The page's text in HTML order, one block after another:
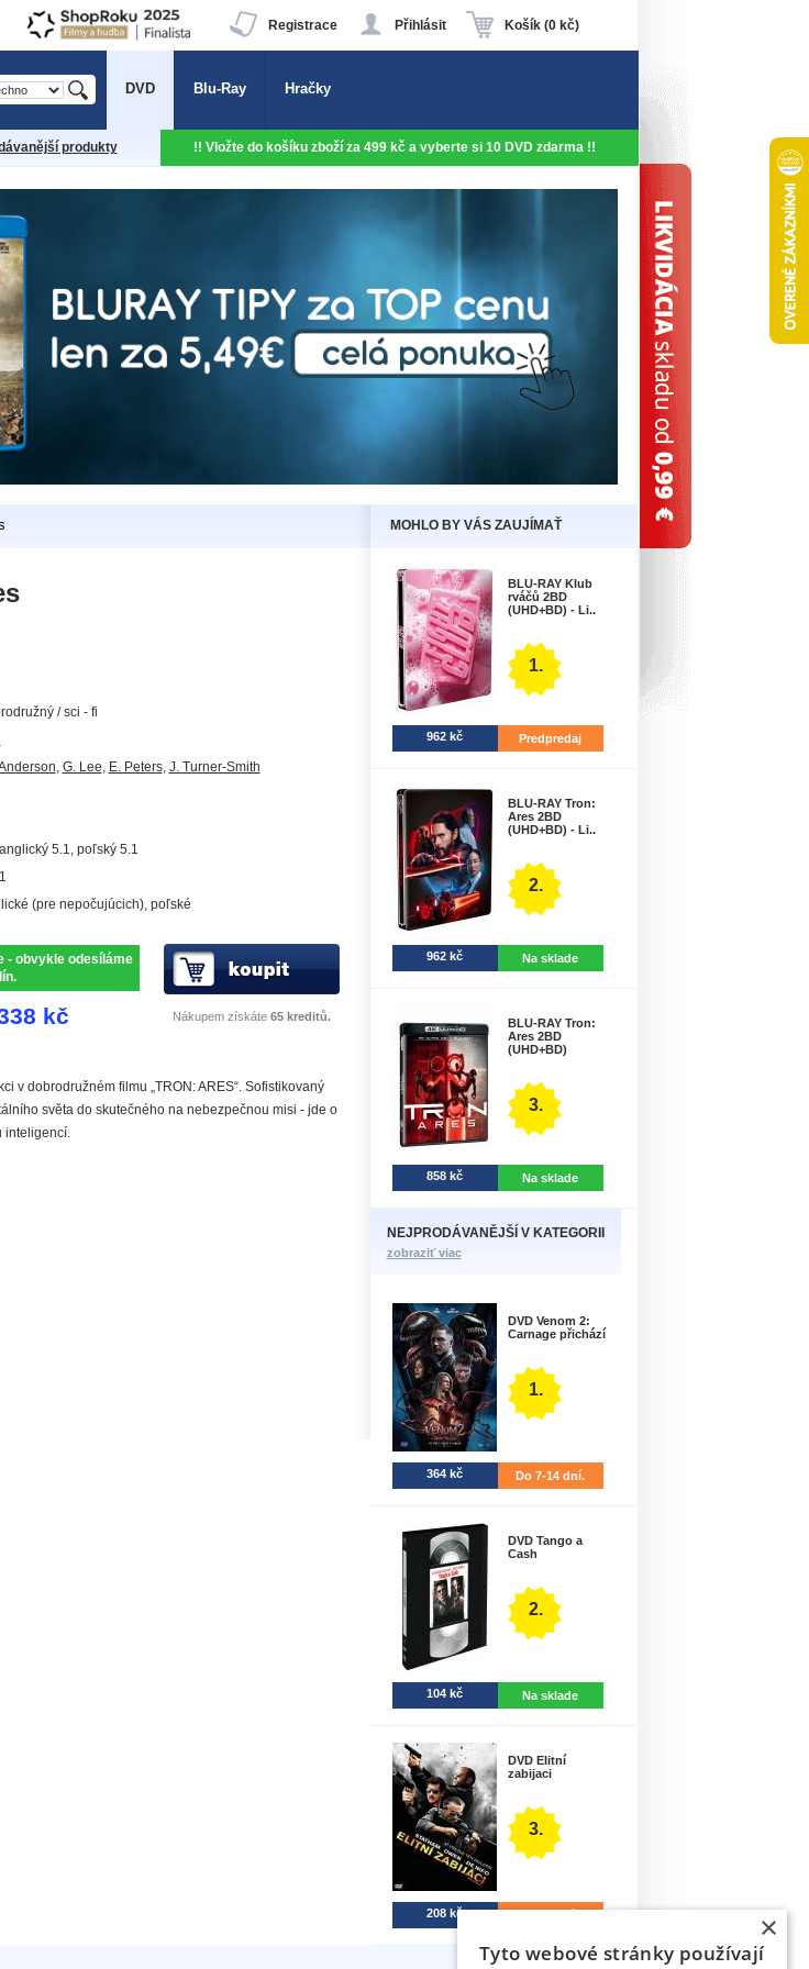
Košík (0 kč)
Přihlásit
Registrace
DVD Blu-Ray Hračky
produkty !! Vložte do košíku zboží za 499 kč a vyberte si 10 DVD zdarma !!
MOHLO BY VÁS ZAUJÍMAŤ
/ sci - fi
, G. Lee, E. Peters, J. Turner-Smith
5.1, poľský 5.1
(pre nepočujúcich), poľské
- obvykle odesíláme
kč Nákupem získáte 65 kreditů.
v dobrodružném filmu „TRON: ARES“. Sofistikovaný
světa do skutečného na nebezpečnou misi - jde o
inteligencí.
BLU-RAY Klub
rváčů 2BD
(UHD+BD) - Li..
1.
962 kč Predpredaj
BLU-RAY Tron:
Ares 2BD
(UHD+BD) - Li..
2.
962 kč Na sklade
BLU-RAY Tron:
Ares 2BD
(UHD+BD)
3.
858 kč Na sklade
NEJPRODÁVANĚJŠÍ V KATEGORII
zobraziť viac
DVD Venom 2:
Carnage přichází
1.
364 kč Do 7-14 dní.
DVD Tango a
Cash
2.
104 kč Na sklade
DVD Elitní
zabijaci
3.
208 kč ×
Tyto webové stránky používají